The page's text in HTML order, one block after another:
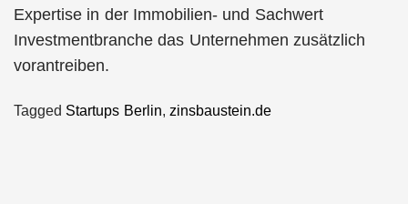
Expertise in der Immobilien- und Sachwert
Investmentbranche das Unternehmen zusätzlich
vorantreiben.
Tagged Startups Berlin, zinsbaustein.de